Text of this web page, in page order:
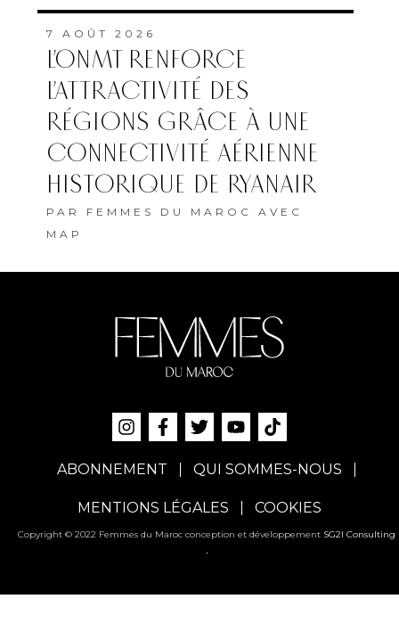
7 AOÛT 2026
L’ONMT RENFORCE
L’ATTRACTIVITÉ DES
RÉGIONS GRÂCE À UNE
CONNECTIVITÉ AÉRIENNE
HISTORIQUE DE RYANAIR
PAR FEMMES DU MAROC AVEC
MAP
ABONNEMENT QUI SOMMES-NOUS
MENTIONS LÉGALES COOKIES
Copyright © 2022 Femmes du Maroc conception et développement SG2I Consulting